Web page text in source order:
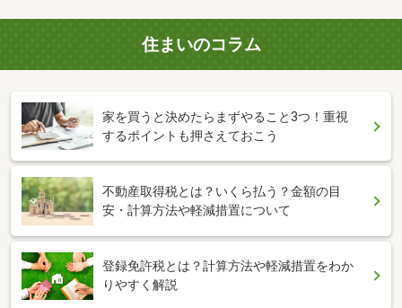
住まいのコラム
家を買うと決めたらまずやること3つ！重視
するポイントも押さえておこう
不動産取得税とは？いくら払う？金額の目
安・計算方法や軽減措置について
登録免許税とは？計算方法や軽減措置をわか
りやすく解説